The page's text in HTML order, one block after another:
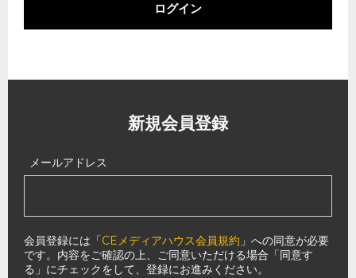
ログイン
新規会員登録
メールアドレス
会員登録には「CEメディアハウス会員規約 」への同意が必要
です。内容をご確認の上、ご同意いただける場合「同意す
る」にチェックをして、登録にお進みください。